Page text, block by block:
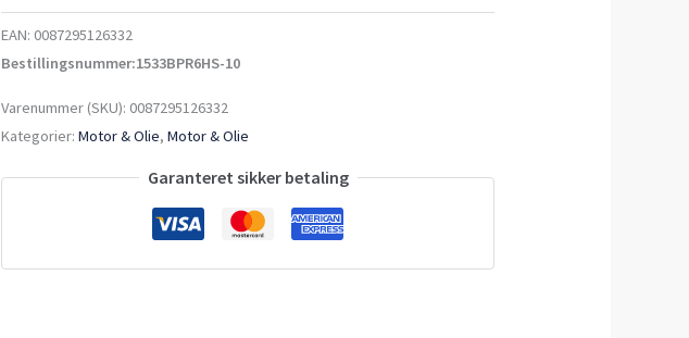
EAN: 0087295126332
Bestillingsnummer:1533BPR6HS-10
Varenummer (SKU): 0087295126332
Kategorier:Motor & Olie,Motor & Olie
Garanteret sikker betaling